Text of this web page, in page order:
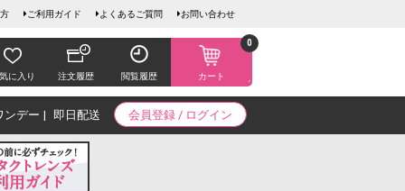
ご利用ガイド よくあるご質問 お問い合わせ
に入り 注文履歴 閲覧履歴 カート
0
会員登録 / ログイン
ンデー 即日配送